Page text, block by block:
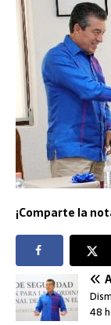
¡Comparte la
48